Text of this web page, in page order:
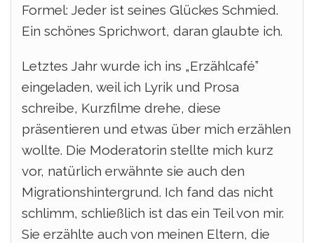
Formel: Jeder ist seines Glückes Schmied.
Ein schönes Sprichwort, daran glaubte ich.
Letztes Jahr wurde ich ins „Erzählcafé”
eingeladen, weil ich Lyrik und Prosa
schreibe, Kurzfilme drehe, diese
präsentieren und etwas über mich erzählen
wollte. Die Moderatorin stellte mich kurz
vor, natürlich erwähnte sie auch den
Migrationshintergrund. Ich fand das nicht
schlimm, schließlich ist das ein Teil von mir.
Sie erzählte auch von meinen Eltern, die